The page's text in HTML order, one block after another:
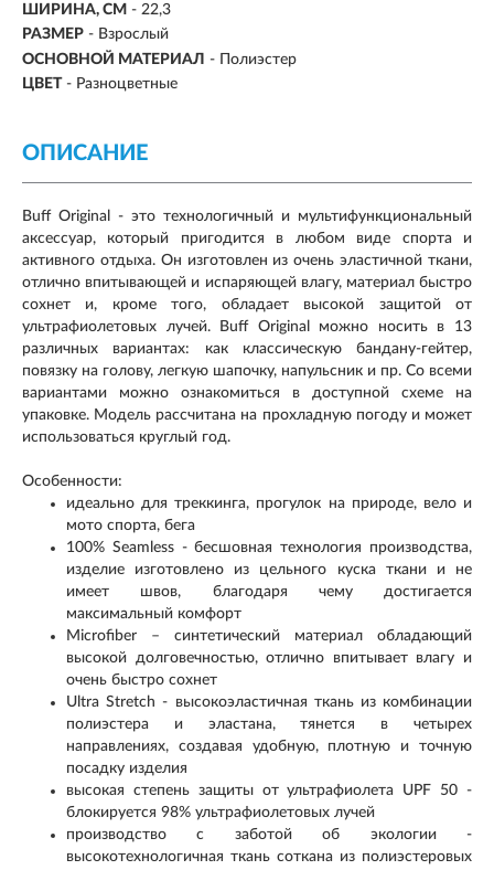
ШИРИНА, СМ - 22,3
РАЗМЕР - Взрослый
ОСНОВНОЙ МАТЕРИАЛ - Полиэстер
ЦВЕТ - Разноцветные
ОПИСАНИЕ
Buff Original - это технологичный и мультифункциональный
аксессуар, который пригодится в любом виде спорта и
активного отдыха. Он изготовлен из очень эластичной ткани,
отлично впитывающей и испаряющей влагу, материал быстро
сохнет и, кроме того, обладает высокой защитой от
ультрафиолетовых лучей. Buff Original можно носить в 13
различных вариантах: как классическую бандану-гейтер,
повязку на голову, легкую шапочку, напульсник и пр. Со всеми
вариантами можно ознакомиться в доступной схеме на
упаковке. Модель рассчитана на прохладную погоду и может
использоваться круглый год.
Особенности:
идеально для треккинга, прогулок на природе, вело и
мото спорта, бега
100% Seamless - бесшовная технология производства,
изделие изготовлено из цельного куска ткани и не
имеет швов, благодаря чему достигается
максимальный комфорт
Microfiber – синтетический материал обладающий
высокой долговечностью, отлично впитывает влагу и
очень быстро сохнет
Ultra Stretch - высокоэластичная ткань из комбинации
полиэстера и эластана, тянется в четырех
направлениях, создавая удобную, плотную и точную
посадку изделия
высокая степень защиты от ультрафиолета UPF 50 -
блокируется 98% ультрафиолетовых лучей
производство с заботой об экологии -
высокотехнологичная ткань соткана из полиэстеровых